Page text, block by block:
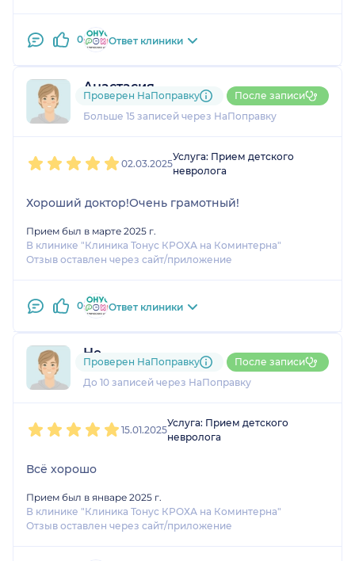
0 Ответ клиники
Анастасия
3 отзыва
Больше 15 записей через НаПоправку
Проверен НаПоправку После записи
02.03.2025
Услуга: Прием детского
невролога
Хороший доктор!Очень грамотный!
Прием был в марте 2025 г.
В клинике "Клиника Тонус КРОХА на Коминтерна"
Отзыв оставлен через сайт/приложение
0 Ответ клиники
Не
7 отзывов
До 10 записей через НаПоправку
Проверен НаПоправку После записи
15.01.2025
Услуга: Прием детского
невролога
Всё хорошо
Прием был в январе 2025 г.
В клинике "Клиника Тонус КРОХА на Коминтерна"
Отзыв оставлен через сайт/приложение